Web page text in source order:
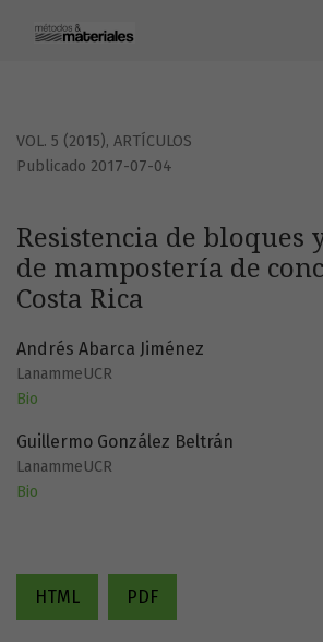
VOL. 5 (2015), ARTÍCULOS
Resistencia de bloques
de mampostería de
Costa Rica
Publicado 2017-07-04
Andrés Abarca Jiménez
LanammeUCR
Bio
Guillermo González Beltrán
LanammeUCR
Bio
HTML PDF